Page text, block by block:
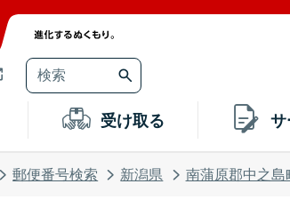
受け取る
郵便番号検索 新潟県 南蒲原郡中之島